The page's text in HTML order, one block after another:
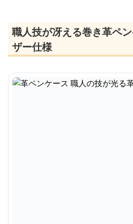
職人技が冴える巻き革ペ
ザー仕様